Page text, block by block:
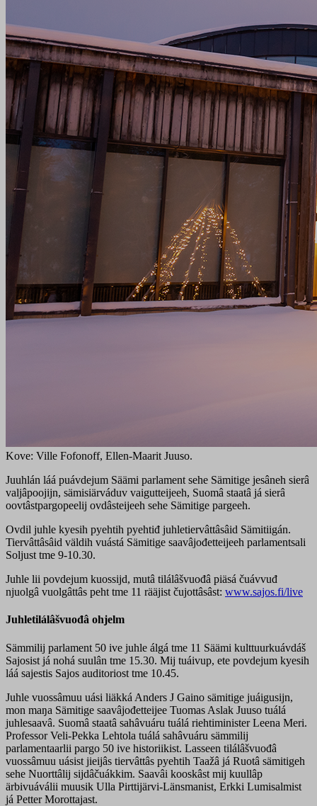
Kove: Ville Fofonoff, Ellen-Maarit Juuso.
Juuhlán láá puávdejum Säämi parlament sehe Sämitige jesâneh sierâ
valjâpoojijn, sämisiärváduv vaigutteijeeh, Suomâ staatâ já sierâ
oovtâstpargopeelij ovdâsteijeeh sehe Sämitige pargeeh.
Ovdil juhle kyesih pyehtih pyehtiđ juhletiervâttâsâid Sämitiigán.
Tiervâttâsâid väldih vuástá Sämitige saavâjođetteijeeh parlamentsali
Soljust tme 9-10.30.
Juhle lii povdejum kuossijd, mutâ tilálâšvuođâ piäsá čuávvuđ
njuolgâ vuolgâttâs peht tme 11 rääjist čujottâsâst: www.sajos.fi/live
Juhletilálâšvuođâ ohjelm
Sämmilij parlament 50 ive juhle álgá tme 11 Säämi kulttuurkuávdáš
Sajosist já nohá suulân tme 15.30. Mij tuáivup, ete povdejum kyesih
láá sajestis Sajos auditoriost tme 10.45.
Juhle vuossâmuu uási liäkká Anders J Gaino sämitige juáigusijn,
mon maŋa Sämitige saavâjođetteijee Tuomas Aslak Juuso tuálá
juhlesaavâ. Suomâ staatâ sahâvuáru tuálá riehtiminister Leena Meri.
Professor Veli-Pekka Lehtola tuálá sahâvuáru sämmilij
parlamentaarlii pargo 50 ive historiikist. Lasseen tilálâšvuođâ
vuossâmuu uásist jieijâs tiervâttâs pyehtih Taažâ já Ruotâ sämitigeh
sehe Nuorttâlij sijdâčuákkim. Saavâi kooskâst mij kuullâp
ärbivuáválii muusik Ulla Pirttijärvi-Länsmanist, Erkki Lumisalmist
já Petter Morottajast.